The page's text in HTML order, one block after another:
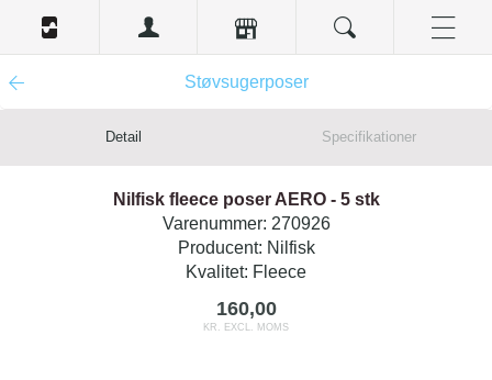
Støvsugerposer
Detail Specifikationer
Nilfisk fleece poser AERO - 5 stk
Varenummer: 270926
Producent: Nilfisk
Kvalitet: Fleece
160,00
KR. EXCL. MOMS